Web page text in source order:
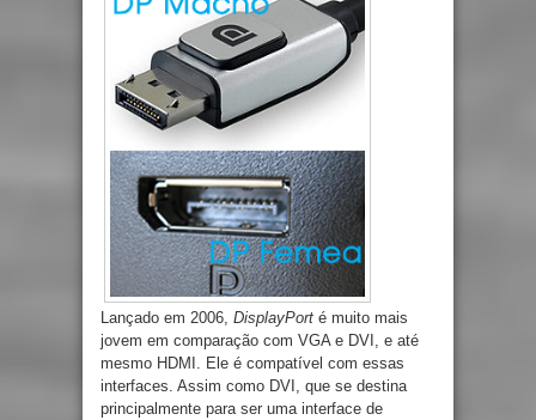
Lançado em 2006, DisplayPort é muito mais
jovem em comparação com VGA e DVI, e até
mesmo HDMI. Ele é compatível com essas
interfaces. Assim como DVI, que se destina
principalmente para ser uma interface de